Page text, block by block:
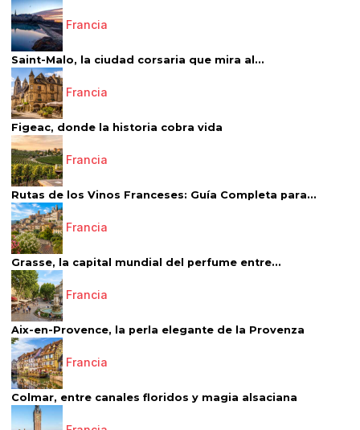
Francia
Saint-Malo, la ciudad corsaria que mira al...
Francia
Figeac, donde la historia cobra vida
Francia
Rutas de los Vinos Franceses: Guía Completa para...
Francia
Grasse, la capital mundial del perfume entre...
Francia
Aix-en-Provence, la perla elegante de la Provenza
Francia
Colmar, entre canales floridos y magia alsaciana